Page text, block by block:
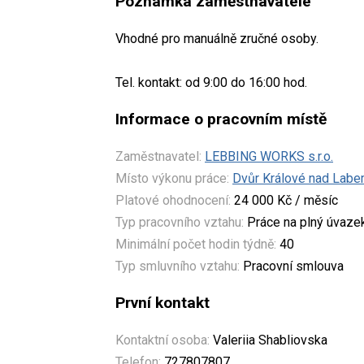
Vhodné pro manuálně zručné osoby.
Tel. kontakt: od 9:00 do 16:00 hod.
Informace o pracovním místě
Zaměstnavatel: LEBBING WORKS s.r.o.
Místo výkonu práce: Dvůr Králové nad
Platové ohodnocení: 24 000 Kč / měsíc
Typ pracovního vztahu: Práce na plný
Minimální počet hodin týdně: 40
Typ smluvního vztahu: Pracovní smlouva
První kontakt
Kontaktní osoba: Valeriia Shabliovska